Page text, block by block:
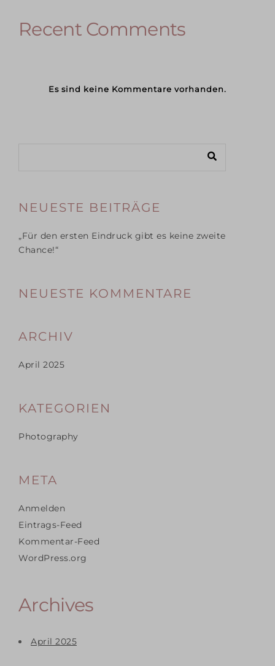
Recent Comments
Es sind keine Kommentare vorhanden.
NEUESTE BEITRÄGE
„Für den ersten Eindruck gibt es keine zweite
Chance!“
NEUESTE KOMMENTARE
ARCHIV
April 2025
KATEGORIEN
Photography
META
Anmelden
Eintrags-Feed
Kommentar-Feed
WordPress.org
Archives
April 2025